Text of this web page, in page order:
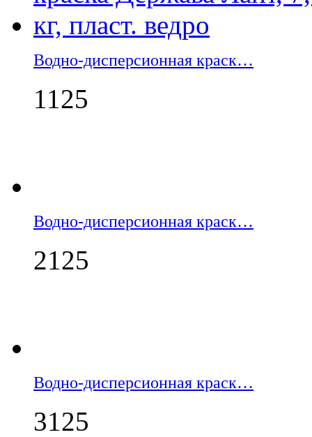
Водно-дисперсионная краск…
1125
Водно-дисперсионная краск…
2125
Водно-дисперсионная краск…
3125